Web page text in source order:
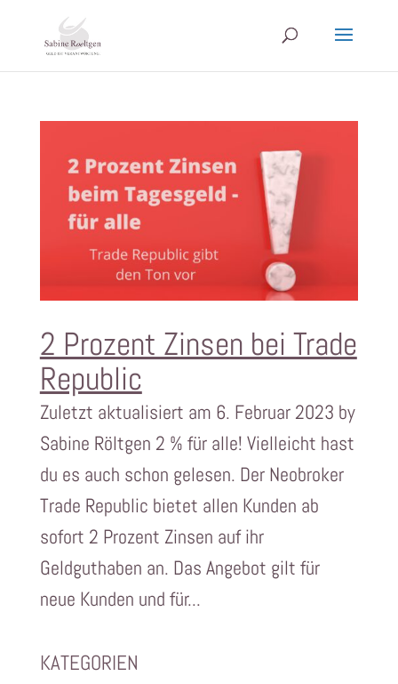
2 Prozent Zinsen bei Trade
Republic
Zuletzt aktualisiert am 6. Februar 2023 by
Sabine Röltgen 2 % für alle! Vielleicht hast
du es auch schon gelesen. Der Neobroker
Trade Republic bietet allen Kunden ab
sofort 2 Prozent Zinsen auf ihr
Geldguthaben an. Das Angebot gilt für
neue Kunden und für...
KATEGORIEN